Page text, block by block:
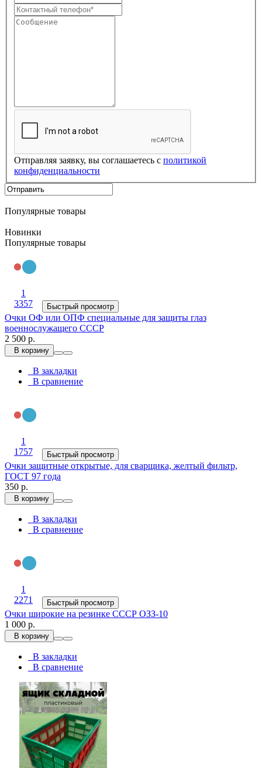
Отправляя заявку, вы соглашаетесь с политикой
конфиденциальности
Популярные товары
Новинки
Популярные товары
1
3357
Быстрый просмотр
Очки ОФ или ОПФ специальные для защиты глаз
военнослужащего СССР
2 500 р.
В корзину
В закладки
В сравнение
1
1757
Быстрый просмотр
Очки защитные открытые, для сварщика, желтый фильтр,
ГОСТ 97 года
350 р.
В корзину
В закладки
В сравнение
1
2271
Быстрый просмотр
Очки широкие на резинке СССР ОЗЗ-10
1 000 р.
В корзину
В закладки
В сравнение